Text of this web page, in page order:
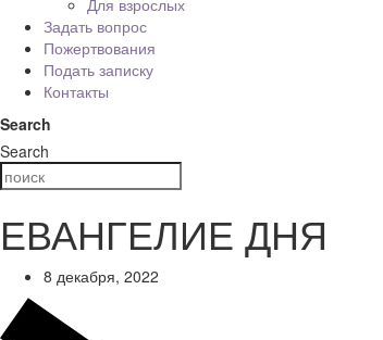
Для взрослых
Задать вопрос
Пожертвования
Подать записку
Контакты
Search
Search
ЕВАНГЕЛИЕ ДНЯ
8 декабря, 2022